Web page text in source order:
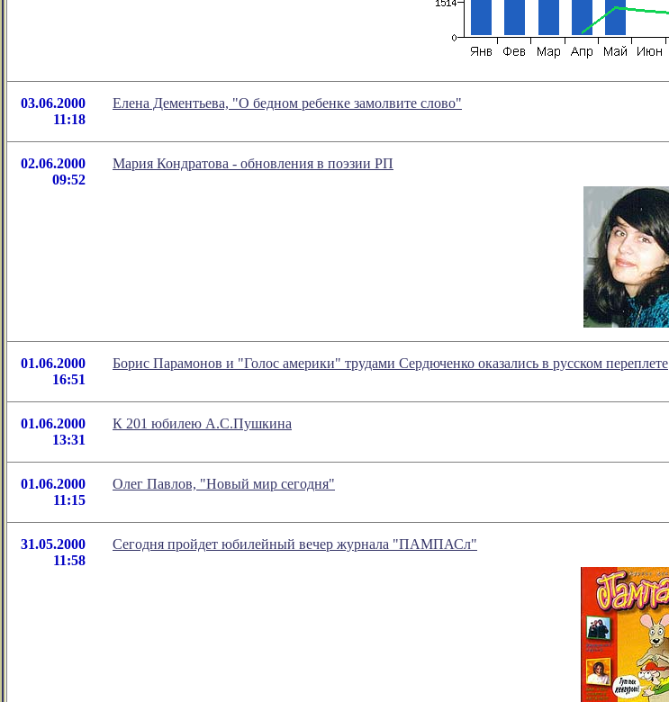
03.06.2000
11:18
Елена Дементьева, "О бедном ребенке замолвите слово"
02.06.2000
09:52
Мария Кондратова - обновления в поэзии РП
01.06.2000
16:51
Борис Парамонов и "Голос америки" трудами Сердюченко оказались в русском переплете
01.06.2000
13:31
К 201 юбилею А.С.Пушкина
01.06.2000
11:15
Олег Павлов, "Новый мир сегодня"
31.05.2000
11:58
Сегодня пройдет юбилейный вечер журнала "ПАМПАСл"